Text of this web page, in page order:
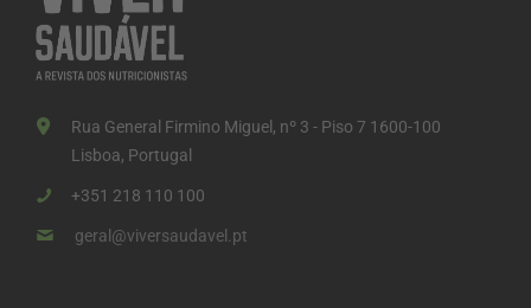
Rua General Firmino Miguel, nº 3 - Piso 7 1600-100
Lisboa, Portugal
+351 218 110 100
geral@viversaudavel.pt